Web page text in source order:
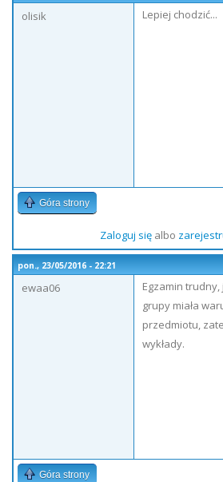
olisik
Lepiej chodzić...
Góra strony
Zaloguj sięalbo
pon., 23/05/2016 - 22:21
ewaa06
Egzamin
grupy miała
przedmiotu,
wykłady.
Góra strony